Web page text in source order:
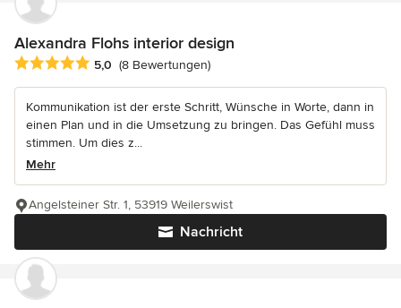
Alexandra Flohs interior design
Durchschnittliche Bewertung: 5 von 5 Sternen
5,0 (8 Bewertungen)
Kommunikation ist der erste Schritt, Wünsche in Worte, dann in
einen Plan und in die Umsetzung zu bringen. Das Gefühl muss
stimmen. Um dies z...
Mehr
Nachricht
Angelsteiner Str. 1, 53919 Weilerswist